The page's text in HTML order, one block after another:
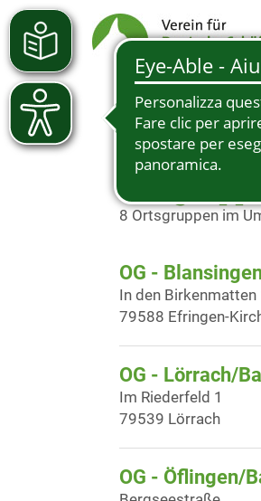
8 Ortsgruppen im
OG -
In den Birkenmatten
79588 Efringen-
OG - Lörrach/
Im Riederfeld 1
79539 Lörrach
OG - Öflingen/